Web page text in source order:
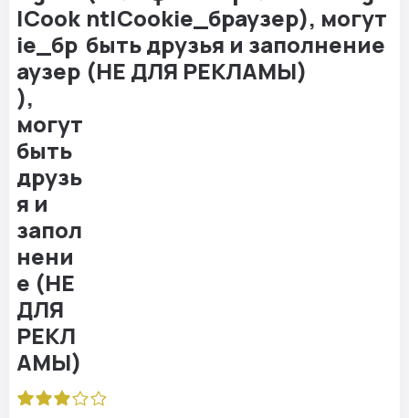
nt|Cookie_браузер), могут
быть друзья и заполнение
(НЕ ДЛЯ РЕКЛАМЫ)